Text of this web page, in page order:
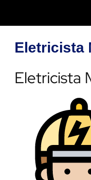
Eletricista
Eletricista